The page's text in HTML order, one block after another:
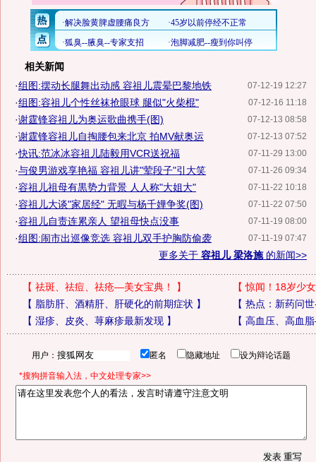
相关新闻
07-12-19 12:27
·组图:摆动长腿舞出动感 容祖儿震晕巴黎地铁
07-12-16 11:18
·组图:容祖儿个性丝袜抢眼球 腿似"火柴棍"
07-12-13 08:58
·谢霆锋容祖儿为奥运歌曲携手(图)
07-12-13 07:52
·谢霆锋容祖儿自掏腰包来北京 拍MV献奥运
07-11-29 13:00
·快讯:范冰冰容祖儿陆毅用VCR送祝福
07-11-26 09:34
·与俊男游戏享艳福 容祖儿讲"荤段子"引大笑
07-11-22 10:18
·容祖儿祖母有黒势力背景 人人称"大姐大"
07-11-22 07:50
·容祖儿大谈"家居经" 无暇与杨千嬅争奖(图)
07-11-19 08:00
·容祖儿自责连累亲人 望祖母快点没事
07-11-19 07:47
·组图:闹市出巡像竞选 容祖儿双手护胸防偷袭
更多关于 容祖儿 梁洛施的新闻>>
【 祛斑、祛痘、祛疮—美女宝典！ 】 【惊闻！18岁少
【 脂肪肝、酒精肝、肝硬化的前期症状 】 【 热点：新药问
【 湿疹、皮炎、荨麻疹最新发现】 【 高血压、高血
用户： 匿名 隐藏地址 设为辩论话题
*搜狗拼音输入法，中文处理专家>>